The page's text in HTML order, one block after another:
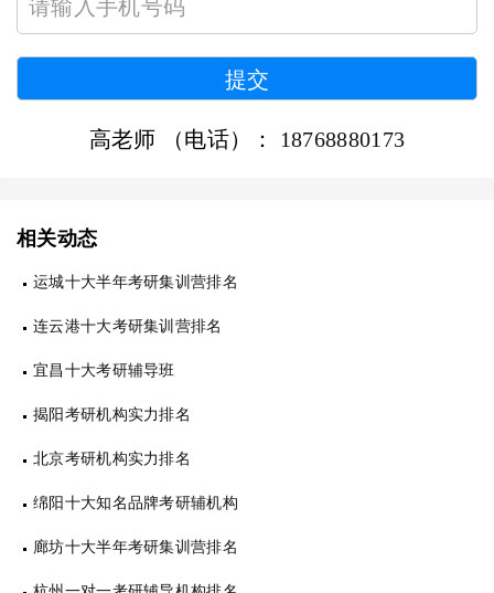
高老师 （电话）： 18768880173
相关动态
运城十大半年考研集训营排名
连云港十大考研集训营排名
宜昌十大考研辅导班
揭阳考研机构实力排名
北京考研机构实力排名
绵阳十大知名品牌考研辅机构
廊坊十大半年考研集训营排名